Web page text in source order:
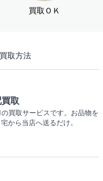
買取ＯＫ
取方法
取
の買取サービスです。お品物を
から当店へ送るだけ。